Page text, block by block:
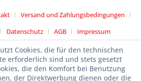
Versand und Zahlungsbedingungen
Datenschutz AGB Impressum
Cookies, die für den technischen
erforderlich sind und stets gesetzt
die den Komfort bei Benutzung
der Direktwerbung dienen oder die